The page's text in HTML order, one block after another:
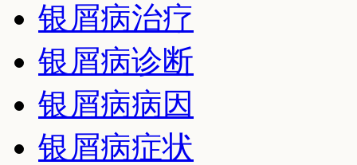
银屑病治疗
银屑病诊断
银屑病病因
银屑病症状